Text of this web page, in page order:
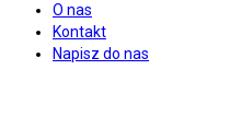
O nas
Kontakt
Napisz do nas